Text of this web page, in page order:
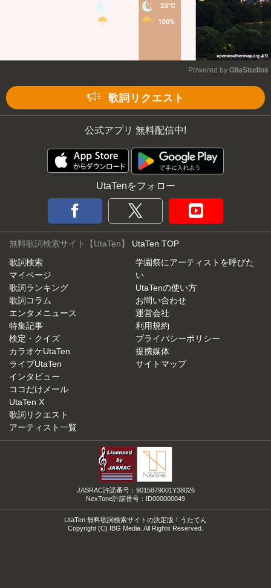
Powered by GliaStudios
歌詞リクエスト
公式アプリ 無料配信中!
UtaTenをフォロー
無料歌詞検索サイト【UtaTen】 UtaTen TOP
歌詞検索
マイページ
歌詞ランキング
歌詞コラム
エンタメニュース
特集記事
検定・クイズ
カラオケUtaTen
ライブUtaTen
インタビュー
ココだけメール
UtaTen X
歌詞リクエスト
アーティスト一覧
学園祭にアーティストを呼びた
い
UtaTenの使い方
お問い合わせ
運営会社
利用規約
プライバシーポリシー
提携媒体
サイトマップ
JASRAC許諾番号：9015879001Y38026
NexTone許諾番号：ID000000049
UtaTen 無料歌詞検索サイトの決定版！うたてん
Copyright (C) IBG Media. All Rights Reserved.